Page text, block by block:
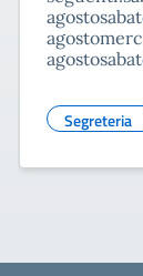
Segreteria